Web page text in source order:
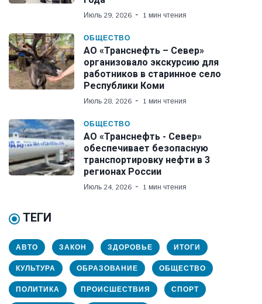
Июль 29, 2026 1 мин чтения
ОБЩЕСТВО
АО «Транснефть – Север»
организовало экскурсию для
работников в старинное село
Республики Коми
Июль 28, 2026 1 мин чтения
ОБЩЕСТВО
АО «Транснефть - Север»
обеспечивает безопасную
транспортировку нефти в 3
регионах России
Июль 24, 2026 1 мин чтения
ТЕГИ
АВТО ЗАКОН ЗДОРОВЬЕ ИТОГИ
КУЛЬТУРА ОБРАЗОВАНИЕ ОБЩЕСТВО
ПОЛИТИКА ПРОИСШЕСТВИЯ СПОРТ